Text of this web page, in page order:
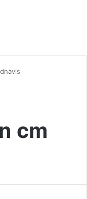
cm